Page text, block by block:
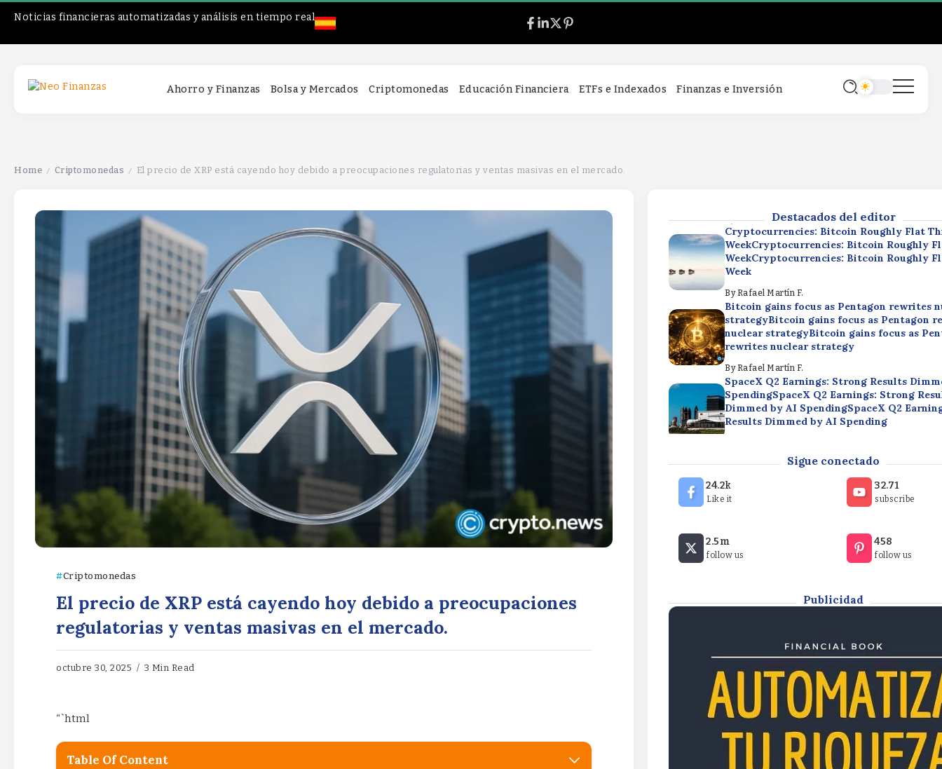
Noticias financieras automatizadas y análisis en tiempo real
Ahorro y Finanzas Bolsa y Mercados Criptomonedas Educación Financiera ETFs e Indexados Finanzas e Inversión
Home / Criptomonedas / El precio de XRP está cayendo hoy debido a preocupaciones regulatorias y ventas masivas en el mercado.
Criptomonedas
El precio de XRP está cayendo hoy debido a preocupaciones
regulatorias y ventas masivas en el mercado.
octubre 30, 2025 3 Min Read
“`html
Table Of Content
Destacados del editor
Week
Bitcoin gains focus as Pentagon rewrites
strategyBitcoin gains focus as Pentagon
ByRafael Martín F.
Cryptocurrencies: Bitcoin Roughly Flat
WeekCryptocurrencies: Bitcoin Roughly
WeekCryptocurrencies: Bitcoin Roughly
Week
By Rafael Martín F.
Bitcoin gains focus as Pentagon rewrites
strategyBitcoin gains focus as Pentagon
nuclear strategyBitcoin gains focus as
rewrites nuclear strategy
By Rafael Martín F.
SpaceX Q2 Earnings: Strong Results
SpendingSpaceX Q2 Earnings: Strong
Dimmed by AI SpendingSpaceX Q2
Results Dimmed by AI Spending
Cryptocurrencies: Bitcoin Roughly Flat
WeekCryptocurrencies: Bitcoin Roughly
WeekCryptocurrencies: Bitcoin Roughly
Week
Bitcoin gains focus as Pentagon rewrites
strategyBitcoin gains focus as Pentagon
nuclear strategyBitcoin gains focus as
Sigue conectado
24.2k
Like it
32.71
subscribe
2.5m
follow us
458
follow us
Publicidad